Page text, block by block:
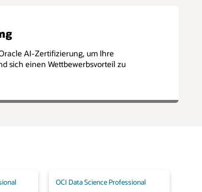
AI-Zertifizierung, um Ihre
sich einen Wettbewerbsvorteil zu
OCI Data Science Professional